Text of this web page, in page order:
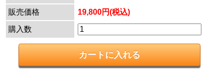
販売価格
19,800円(税込)
購入数